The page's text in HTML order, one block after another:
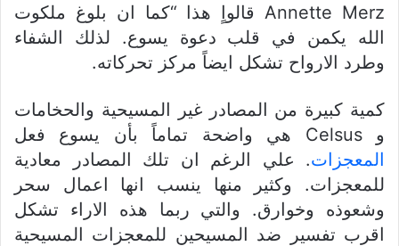
Annette Merz قالواٍ هذا “كما ان بلوغ ملكوت
الله يكمن في قلب دعوة يسوع. لذلك الشفاء
وطرد الارواح تشكل ايضاً مركز تحركاته.
كمية كبيرة من المصادر غير المسيحية والحخامات
و Celsus هي واضحة تماماً بأن يسوع فعل
المعجزات. علي الرغم ان تلك المصادر معادية
للمعجزات. وكثير منها ينسب انها اعمال سحر
وشعوذه وخوارق. والتي ربما هذه الاراء تشكل
اقرب تفسير ضد المسيحين للمعجزات المسيحية